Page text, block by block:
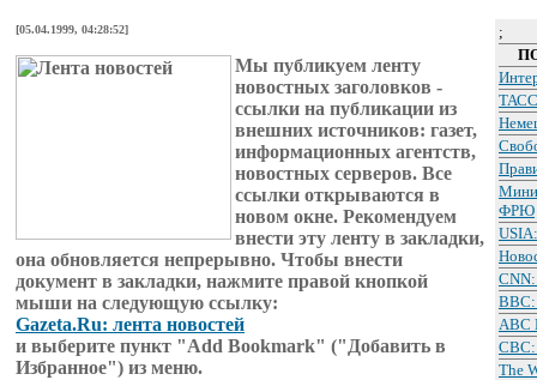
[05.04.1999, 04:28:52]
Мы публикуем ленту
новостных заголовков -
ссылки на публикации из
внешних источников: газет,
информационных агентств,
новостных серверов. Все
ссылки открываются в
новом окне. Рекомендуем
внести эту ленту в закладки,
она обновляется непрерывно. Чтобы внести
документ в закладки, нажмите правой кнопкой
мыши на следующую ссылку:
Gazeta.Ru: лента новостей
и выберите пункт "Add Bookmark" ("Добавить в
Избранное") из меню.
;
ФРЮ
BBC:
ABC
CBC:
The